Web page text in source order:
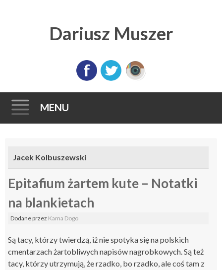
Dariusz Muszer
MENU
content
Jacek Kolbuszewski
Epitafium żartem kute – Notatki
na blankietach
Dodaneprzez Kama Dogo
Są tacy, którzy twierdzą, iż nie spotyka się na polskich
cmentarzach żartobliwych napisów nagrobkowych. Są też
tacy, którzy utrzymują, że rzadko, bo rzadko, ale coś tam z